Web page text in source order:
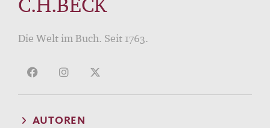
Die Welt im Buch. Seit 1763.
AUTOREN